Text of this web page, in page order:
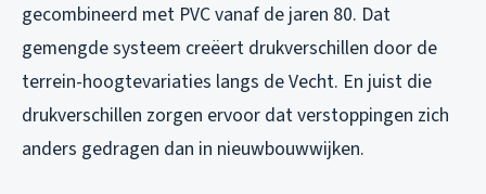
gecombineerd met PVC vanaf de jaren 80. Dat
gemengde systeem creëert drukverschillen door de
terrein-hoogtevariaties langs de Vecht. En juist die
drukverschillen zorgen ervoor dat verstoppingen zich
anders gedragen dan in nieuwbouwwijken.